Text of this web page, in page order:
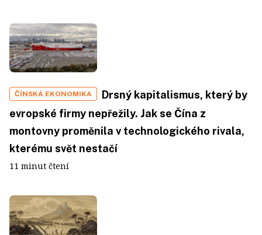
ČÍNSKÁ EKONOMIKA
Drsný kapitalismus, který by
evropské firmy nepřežily. Jak se Čína z
montovny proměnila v technologického rivala,
kterému svět nestačí
11 minut čtení